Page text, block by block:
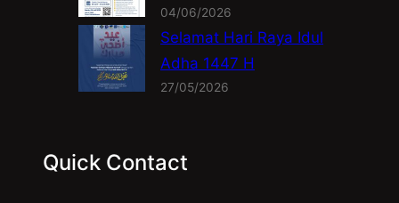
04/06/2026
Selamat Hari Raya Idul
Adha 1447 H
27/05/2026
Quick Contact